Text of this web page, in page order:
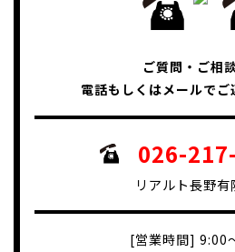
ご質問・ご相談
電話もしくはメールでご
026-
リアルト長野有
[営業時間] 9:00